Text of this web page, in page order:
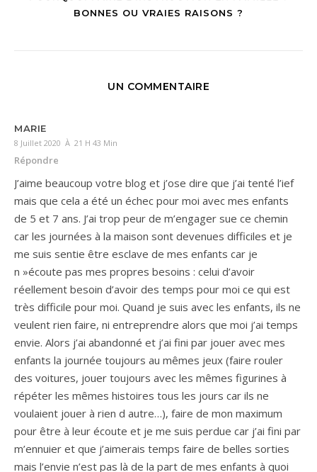
BONNES OU VRAIES RAISONS ?
UN COMMENTAIRE
MARIE
8 Juillet 2020 À 21 H 43 Min
Répondre
J’aime beaucoup votre blog et j’ose dire que j’ai tenté l’ief
mais que cela a été un échec pour moi avec mes enfants
de 5 et 7 ans. J’ai trop peur de m’engager sue ce chemin
car les journées à la maison sont devenues difficiles et je
me suis sentie être esclave de mes enfants car je
n »écoute pas mes propres besoins : celui d’avoir
réellement besoin d’avoir des temps pour moi ce qui est
très difficile pour moi. Quand je suis avec les enfants, ils ne
veulent rien faire, ni entreprendre alors que moi j’ai temps
envie. Alors j’ai abandonné et j’ai fini par jouer avec mes
enfants la journée toujours au mêmes jeux (faire rouler
des voitures, jouer toujours avec les mêmes figurines à
répéter les mêmes histoires tous les jours car ils ne
voulaient jouer à rien d autre…), faire de mon maximum
pour être à leur écoute et je me suis perdue car j’ai fini par
m’ennuier et que j’aimerais temps faire de belles sorties
mais l’envie n’est pas là de la part de mes enfants à quoi